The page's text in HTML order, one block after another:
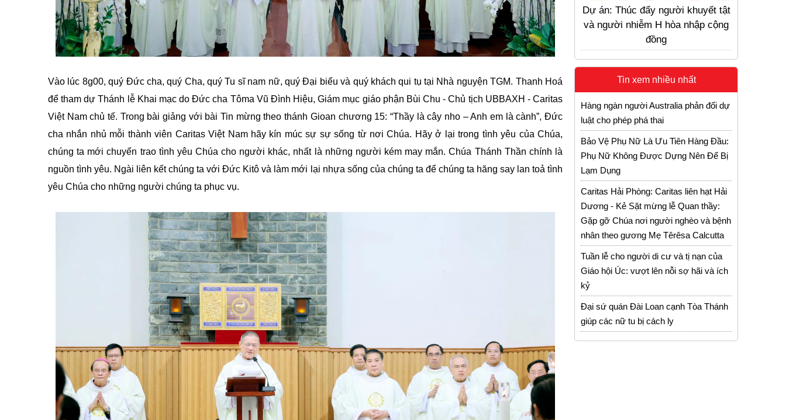
Vào lúc 8g00, quý Đức cha, quý Cha, quý Tu sĩ nam nữ, quý Đại biểu và quý khách qui tụ tại Nhà nguyện TGM. Thanh Hoá
để tham dự Thánh lễ Khai mạc do Đức cha Tôma Vũ Đình Hiệu, Giám mục giáo phận Bùi Chu - Chủ tịch UBBAXH - Caritas
Việt Nam chủ tế. Trong bài giảng với bài Tin mừng theo thánh Gioan chương 15: “Thầy là cây nho – Anh em là cành”, Đức
cha nhắn nhủ mỗi thành viên Caritas Việt Nam hãy kín múc sự sự sống từ nơi Chúa. Hãy ở lại trong tình yêu của Chúa,
chúng ta mới chuyển trao tình yêu Chúa cho người khác, nhất là những người kém may mắn. Chúa Thánh Thần chính là
nguồn tình yêu. Ngài liên kết chúng ta với Đức Kitô và làm mới lại nhựa sống của chúng ta để chúng ta hăng say lan toả tình
yêu Chúa cho những người chúng ta phục vụ.
Dự án: Thúc đẩy người khuyết tật
và người nhiễm H hòa nhập cộng
đồng
Tin xem nhiều nhất
Hàng ngàn người Australia phản đối dự
luật cho phép phá thai
Bảo Vệ Phụ Nữ Là Ưu Tiên Hàng Đầu:
Phụ Nữ Không Được Dựng Nên Để Bị
Lạm Dụng
Caritas Hải Phòng: Caritas liên hạt Hải
Dương - Kẻ Sặt mừng lễ Quan thầy:
Gặp gỡ Chúa nơi người nghèo và bệnh
nhân theo gương Mẹ Têrêsa Calcutta
Tuần lễ cho người di cư và tị nạn của
Giáo hội Úc: vượt lên nỗi sợ hãi và ích
kỷ
Đại sứ quán Đài Loan cạnh Tòa Thánh
giúp các nữ tu bị cách ly